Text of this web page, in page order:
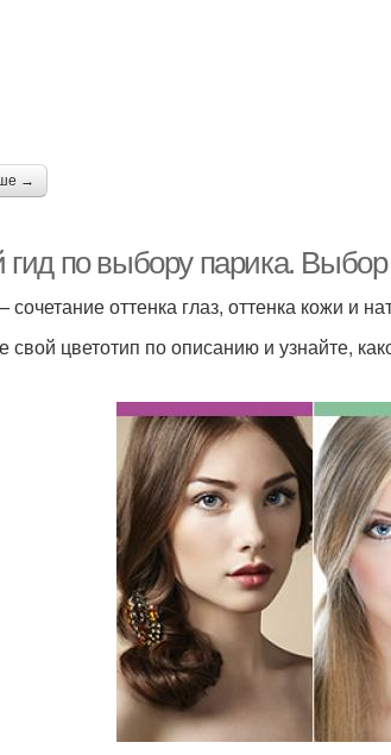
→
по выбору парика. Выбор
оттенка глаз, оттенка кожи и
свой цветотип по описанию и узнайте,